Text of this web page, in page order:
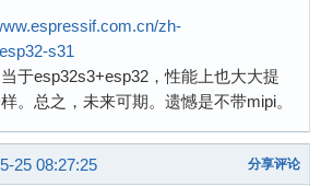
zh-
s31
于esp32s3+esp32，性能上也大大提
。总之，未来可期。遗憾是不带mipi。
25 08:27:25 分享评论